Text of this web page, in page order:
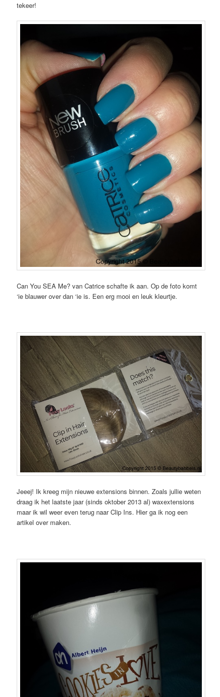
tekeer!
Can You SEA Me? van Catrice schafte ik aan. Op de foto komt
‘ie blauwer over dan ‘ie is. Een erg mooi en leuk kleurtje.
Jeeej! Ik kreeg mijn nieuwe extensions binnen. Zoals jullie weten
draag ik het laatste jaar (sinds oktober 2013 al) waxextensions
maar ik wil weer even terug naar Clip Ins. Hier ga ik nog een
artikel over maken.